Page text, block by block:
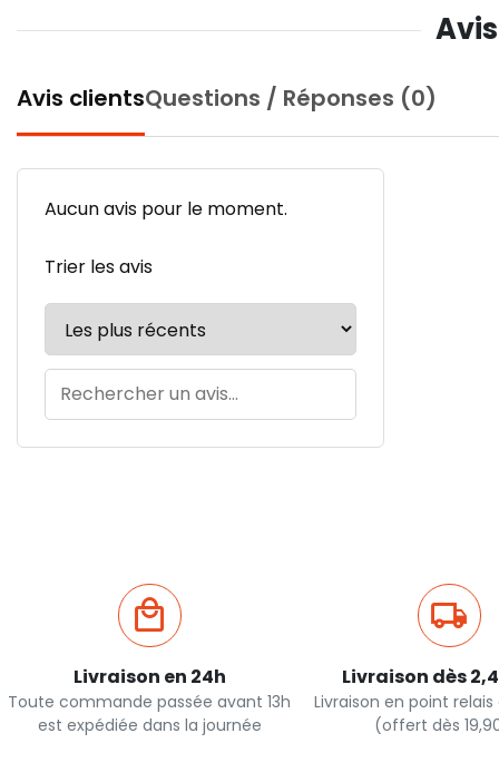
Avis clientsQuestions / Réponses (0)
Aucun avis pour le moment.
Trier les avis
Livraison en 24h
Toute commande passée avant 13h
est expédiée dans la journée
Livraison dès
Livraison en point
(offert dès